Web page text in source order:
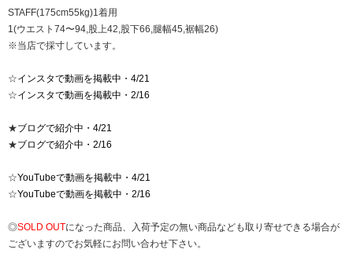
STAFF(175cm55kg)1着用
1(ウエスト74〜94,股上42,股下66,腿幅45,裾幅26)
※当店で採寸しています。
☆インスタで動画を掲載中・4/21
☆インスタで動画を掲載中・2/16
★ブログで紹介中・4/21
★ブログで紹介中・2/16
☆YouTubeで動画を掲載中・4/21
☆YouTubeで動画を掲載中・2/16
◎SOLD OUTになった商品、入荷予定の無い商品なども取り寄せできる場合が
ございますのでお気軽にお問い合わせ下さい。